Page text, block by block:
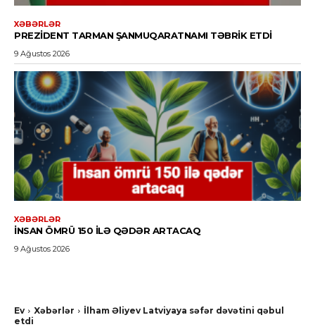
XƏBƏRLƏR
PREZIDENT TARMAN ŞANMUQARATNAMI TƏBRIK ETDI
9 Ağustos 2026
XƏBƏRLƏR
İNSAN ÖMRÜ 150 ILƏ QƏDƏR ARTACAQ
9 Ağustos 2026